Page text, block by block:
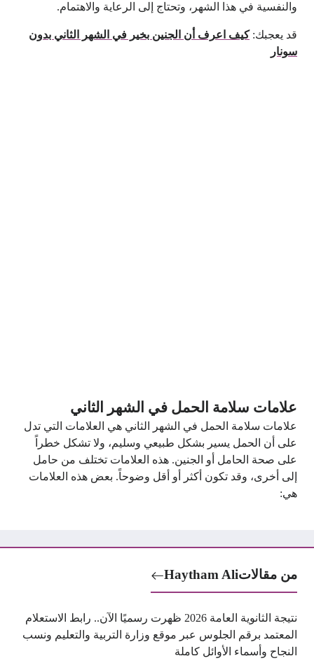
والنفسية في هذا الشهر، وتحتاج إلى الرعاية والاهتمام.
قد يعجبك:كيف اعرف أن الجنين بخير في الشهر الثاني بدون
سونار
علامات سلامة الحمل في الشهر الثاني
علامات سلامة الحمل في الشهر الثاني هي العلامات التي تدل
على أن الحمل يسير بشكل طبيعي وسليم، ولا تشكل خطراً
على صحة الحامل أو الجنين. هذه العلامات تختلف من حامل
إلى أخرى، وقد تكون أكثر أو أقل وضوحاً. بعض هذه العلامات
هي:
من مقالاتHaytham Ali
نتيجة الثانوية العامة 2026 ظهرت رسميًا الآن.. رابط الاستعلام
المعتمد برقم الجلوس عبر موقع وزارة التربية والتعليم ونسب
النجاح وأسماء الأوائل كاملة